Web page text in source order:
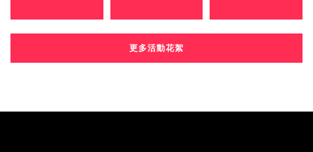
更多活動花絮